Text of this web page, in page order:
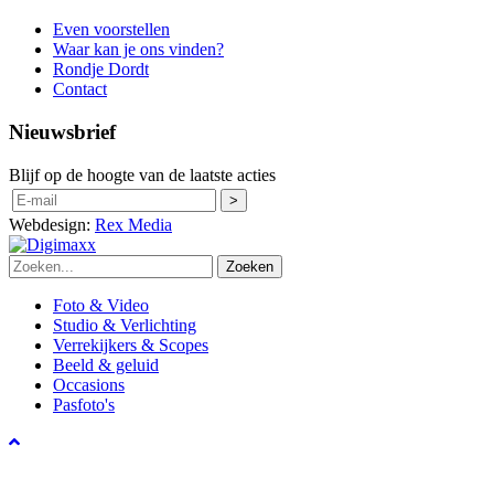
Even voorstellen
Waar kan je ons vinden?
Rondje Dordt
Contact
Nieuwsbrief
Blijf op de hoogte van de laatste acties
Webdesign: Rex Media
Zoeken
Foto & Video
Studio & Verlichting
Verrekijkers & Scopes
Beeld & geluid
Occasions
Pasfoto's